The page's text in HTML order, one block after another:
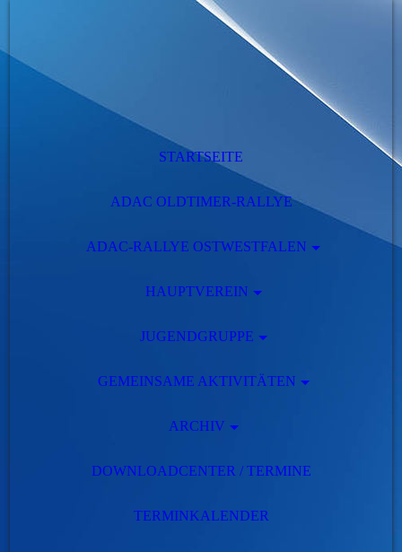
STARTSEITE
ADAC OLDTIMER-RALLYE
ADAC-RALLYE OSTWESTFALEN
HAUPTVEREIN
JUGENDGRUPPE
GEMEINSAME AKTIVITÄTEN
ARCHIV
DOWNLOADCENTER / TERMINE
TERMINKALENDER